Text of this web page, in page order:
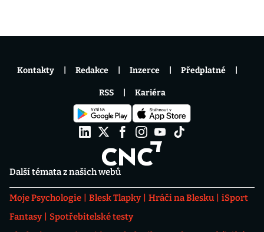
Další témata z našich webů
Moje Psychologie Blesk Tlapky Hráči na Blesku
iSport
Fantasy
Spotřebitelské testy
Kontakty Redakce Inzerce Předplatné
RSS Kariéra